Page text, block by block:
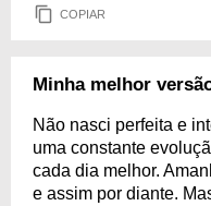
COPIAR
Minha melhor
Não nasci perfeita e
uma constante
cada dia melhor.
e assim por diante.